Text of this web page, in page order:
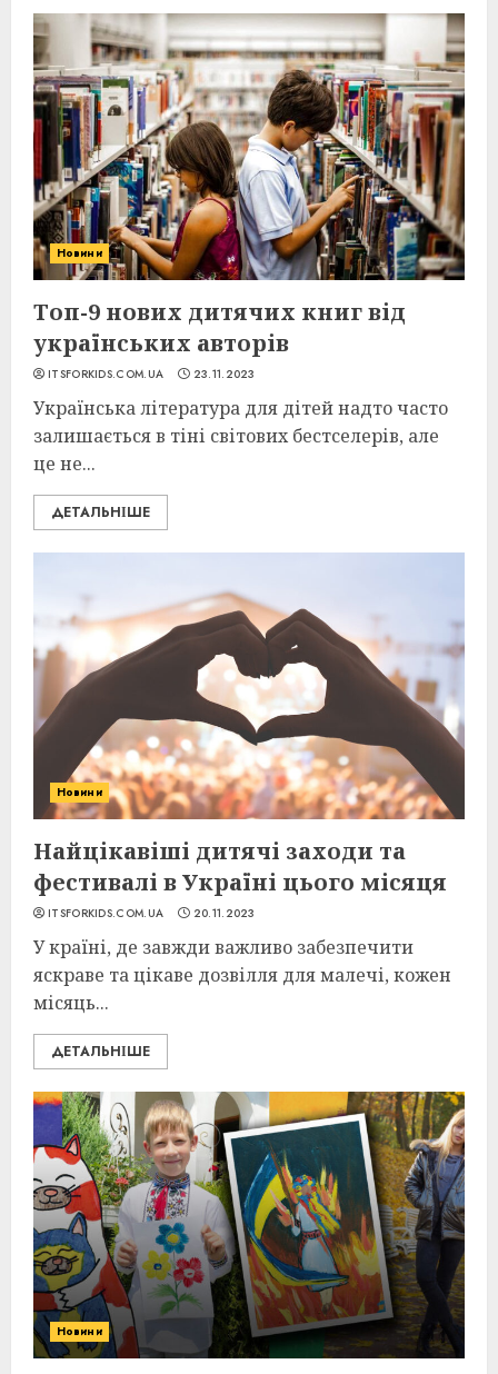
Новини
Топ-9 нових дитячих книг від
українських авторів
ITSFORKIDS.COM.UA 23.11.2023
Українська література для дітей надто часто
залишається в тіні світових бестселерів, але
це не...
ДЕТАЛЬНІШЕ
Новини
Найцікавіші дитячі заходи та
фестивалі в Україні цього місяця
ITSFORKIDS.COM.UA 20.11.2023
У країні, де завжди важливо забезпечити
яскраве та цікаве дозвілля для малечі, кожен
місяць...
ДЕТАЛЬНІШЕ
Новини